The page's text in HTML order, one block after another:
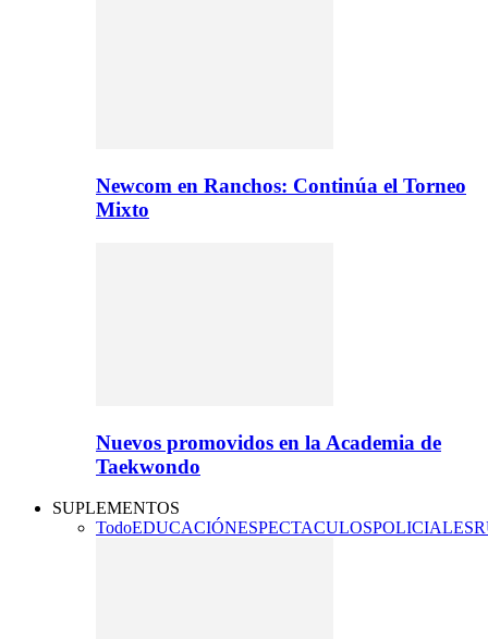
Newcom en Ranchos: Continúa el Torneo
Mixto
Nuevos promovidos en la Academia de
Taekwondo
SUPLEMENTOS
TodoEDUCACIÓNESPECTACULOSPOLICIALES